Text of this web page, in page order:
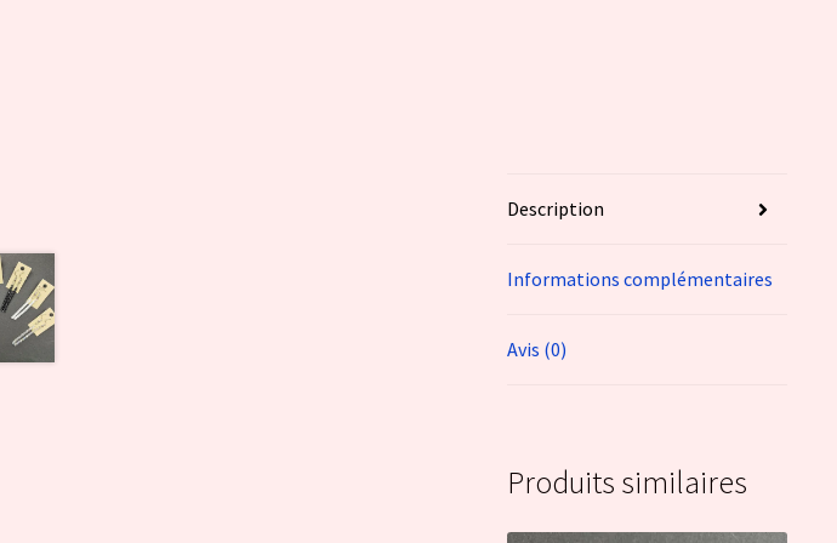
Description
Informations complémentaires
Avis (0)
Produits similaires